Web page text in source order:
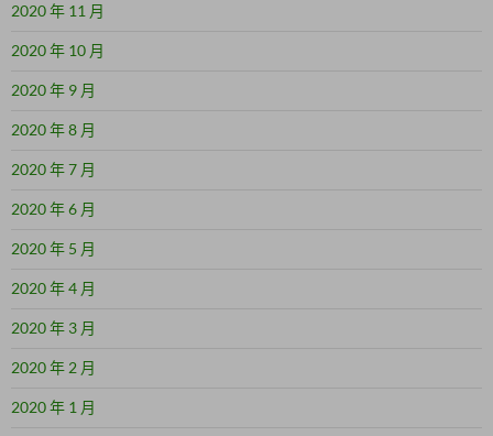
2020 年 11 月
2020 年 10 月
2020 年 9 月
2020 年 8 月
2020 年 7 月
2020 年 6 月
2020 年 5 月
2020 年 4 月
2020 年 3 月
2020 年 2 月
2020 年 1 月